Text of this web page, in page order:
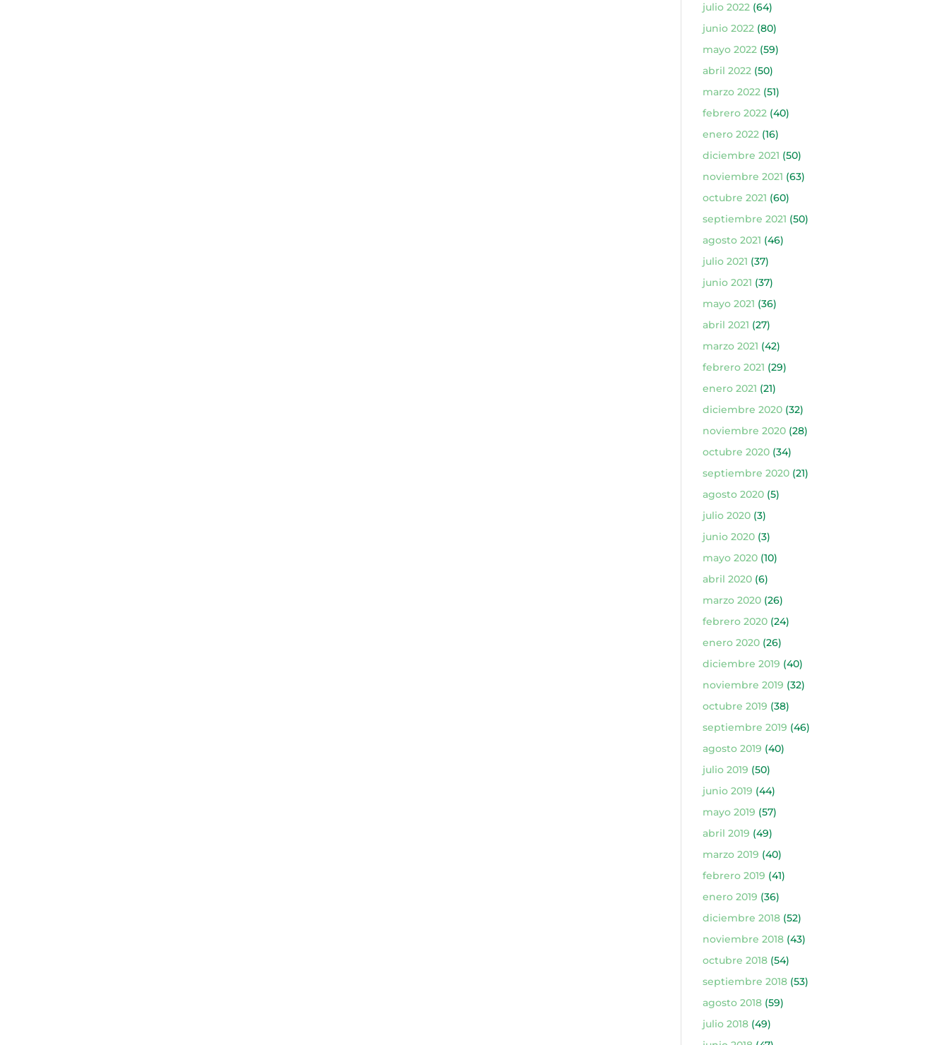
julio 2022(64)
junio 2022(80)
mayo 2022(59)
abril 2022(50)
marzo 2022(51)
febrero 2022(40)
enero 2022(16)
diciembre 2021 (50)
noviembre 2021 (63)
octubre 2021 (60)
septiembre 2021 (50)
agosto 2021 (46)
julio 2021 (37)
junio 2021 (37)
mayo 2021 (36)
abril 2021 (27)
marzo 2021 (42)
febrero 2021 (29)
enero 2021 (21)
diciembre 2020(32)
noviembre 2020(28)
octubre 2020(34)
septiembre 2020(21)
agosto 2020(5)
julio 2020(3)
junio 2020(3)
mayo 2020(10)
abril 2020(6)
marzo 2020(26)
febrero 2020(24)
enero 2020(26)
diciembre 2019 (40)
noviembre 2019 (32)
octubre 2019 (38)
septiembre 2019 (46)
agosto 2019 (40)
julio 2019 (50)
junio 2019 (44)
mayo 2019 (57)
abril 2019 (49)
marzo 2019 (40)
febrero 2019 (41)
enero 2019 (36)
diciembre 2018(52)
noviembre 2018(43)
octubre 2018(54)
septiembre 2018(53)
agosto 2018(59)
julio 2018(49)